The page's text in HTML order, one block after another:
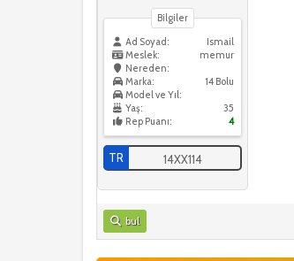
Bilgiler
Ad Soyad:
Ismail
Meslek:
memur
Nereden:
14 Bolu
Marka:
Model ve Yıl:
Yaş:
35
Rep Puanı:
4
TR 14XX114
bul